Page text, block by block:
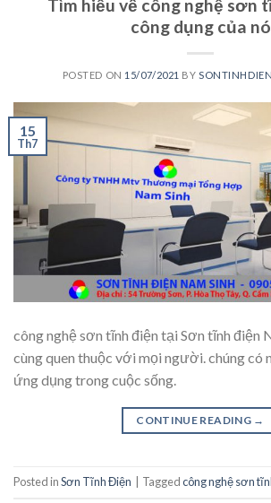
Tìm hiểu về công nghệ sơn
công dụng của nó
POSTED ON 15/07/2021 BY
15
Th7
công nghệ sơn tĩnh điện tại Sơn tĩnh điện
cùng quen thuộc với mọi người. chúng có
ứng dụng trong cuộc sống.
CONTINUE READING →
Posted inSơn Tĩnh Điện Taggedcông nghệ sơn